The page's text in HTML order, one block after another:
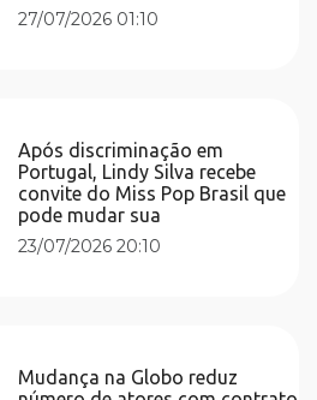
27/07/2026 01:10
Após discriminação em
Portugal, Lindy Silva recebe
convite do Miss Pop Brasil que
pode mudar sua
23/07/2026 20:10
Mudança na Globo reduz